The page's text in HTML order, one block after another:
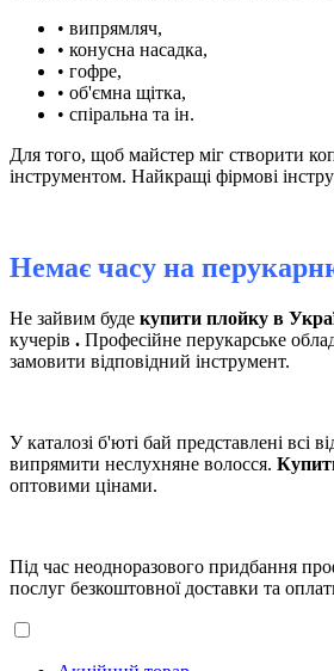
• випрямляч,
• конусна насадка,
• гофре,
• об'ємна щітка,
• спіральна та ін.
Для того, щоб майстер міг створити
інструментом. Найкращі фірмові
Немає часу на
Не зайвим буде купити плойку в
кучерів . Професійне перукарське
замовити відповідний інструмент.
У каталозі б'юті бай представлені всі
випрямити неслухняне волосся.
оптовими цінами.
Під час неодноразового придбання
послуг безкоштовної доставки та